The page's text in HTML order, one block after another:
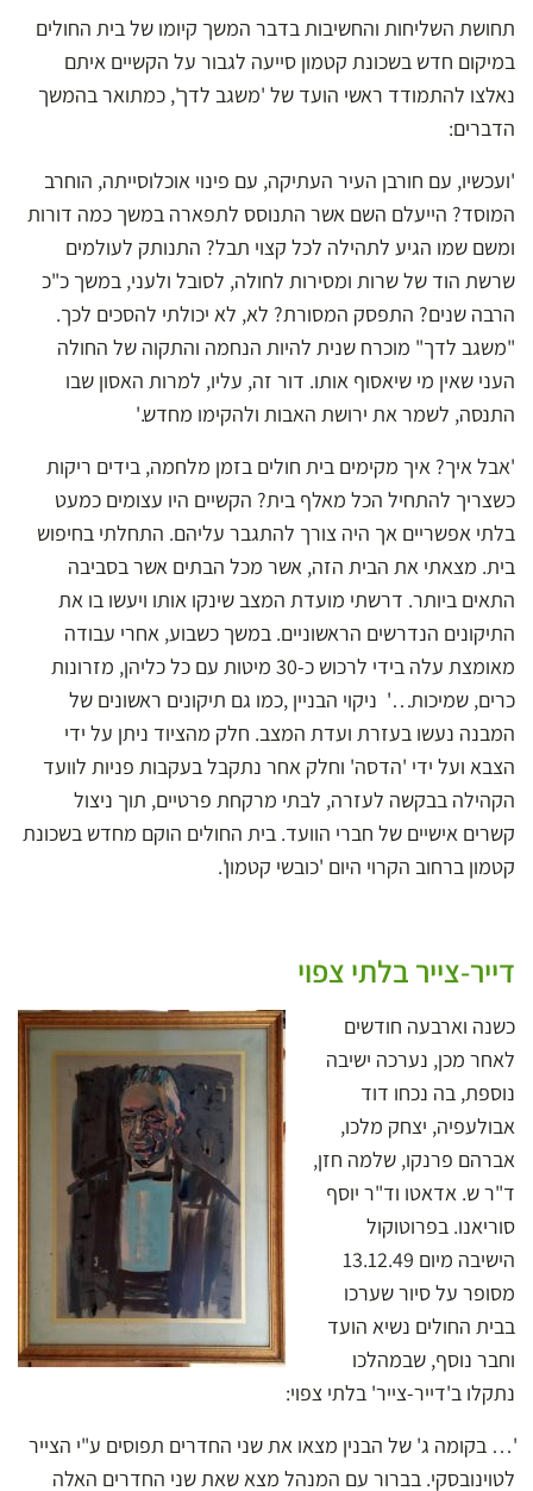
תחושת השליחות והחשיבות בדבר המשך קיומו של בית החולים
במיקום חדש בשכונת קטמון סייעה לגבור על הקשיים איתם
נאלצו להתמודד ראשי הועד של 'משגב לדך', כמתואר בהמשך
הדברים:
'ועכשיו, עם חורבן העיר העתיקה, עם פינוי אוכלוסייתה, הוחרב
המוסד? הייעלם השם אשר התנוסס לתפארה במשך כמה דורות
ומשם שמו הגיע לתהילה לכל קצוי תבל? התנותק לעולמים
שרשת הוד של שרות ומסירות לחולה, לסובל ולעני, במשך כ"כ
הרבה שנים? התפסק המסורת? לא, לא יכולתי להסכים לכך.
"משגב לדך" מוכרח שנית להיות הנחמה והתקוה של החולה
העני שאין מי שיאסוף אותו. דור זה, עליו, למרות האסון שבו
התנסה, לשמר את ירושת האבות ולהקימו מחדש.'
'אבל איך? איך מקימים בית חולים בזמן מלחמה, בידים ריקות
כשצריך להתחיל הכל מאלף בית? הקשיים היו עצומים כמעט
בלתי אפשריים אך היה צורך להתגבר עליהם. התחלתי בחיפוש
בית. מצאתי את הבית הזה, אשר מכל הבתים אשר בסביבה
התאים ביותר. דרשתי מועדת המצב שינקו אותו ויעשו בו את
התיקונים הנדרשים הראשוניים. במשך כשבוע, אחרי עבודה
מאומצת עלה בידי לרכוש כ-30 מיטות עם כל כליהן, מזרונות
כרים, שמיכות…' ניקוי הבניין ,כמו גם תיקונים ראשונים של
המבנה נעשו בעזרת ועדת המצב. חלק מהציוד ניתן על ידי
הצבא ועל ידי 'הדסה' וחלק אחר נתקבל בעקבות פניות לוועד
הקהילה בבקשה לעזרה, לבתי מרקחת פרטיים, תוך ניצול
קשרים אישיים של חברי הוועד. בית החולים הוקם מחדש בשכונת
קטמון ברחוב הקרוי היום 'כובשי קטמון'.
דייר-צייר בלתי צפוי
כשנה וארבעה חודשים
לאחר מכן, נערכה ישיבה
נוספת, בה נכחו דוד
אבולעפיה, יצחק מלכו,
אברהם פרנקו, שלמה חזן,
ד"ר ש. אדאטו וד"ר יוסף
סוריאנו. בפרוטוקול
הישיבה מיום 13.12.49
מסופר על סיור שערכו
בבית החולים נשיא הועד
וחבר נוסף, שבמהלכו
נתקלו ב'דייר-צייר' בלתי צפוי:
'… בקומה ג' של הבנין מצאו את שני החדרים תפוסים ע"י הצייר
לטוינובסקי. בברור עם המנהל מצא שאת שני החדרים האלה